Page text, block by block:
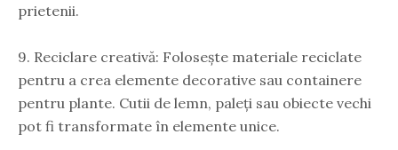
prietenii.
9. Reciclare creativă: Folosește materiale reciclate
pentru a crea elemente decorative sau containere
pentru plante. Cutii de lemn, paleți sau obiecte vechi
pot fi transformate în elemente unice.